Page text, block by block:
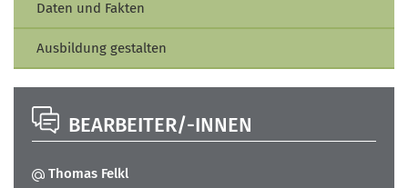
Daten und Fakten
Ausbildung gestalten
BEARBEITER/-INNEN
Thomas Felkl